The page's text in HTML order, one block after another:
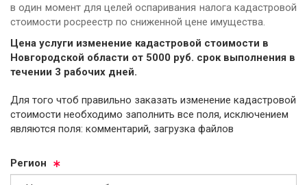
в один момент для целей оспаривания налога кадастровой
стоимости росреестр по сниженной цене имущества.
Цена услуги изменение кадастровой стоимости в
Новгородской области от 5000 руб. cрок выполнения в
течении 3 рабочих дней.
Для того чтоб правильно заказать изменение кадастровой
стоимости необходимо заполнить все поля, исключением
являются поля: комментарий, загрузка файлов
Ре­ги­он